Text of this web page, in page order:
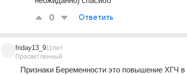
0 Ответить
friday13_9
Просветленный
11лет
Признаки Беременности это повышение ХГЧ